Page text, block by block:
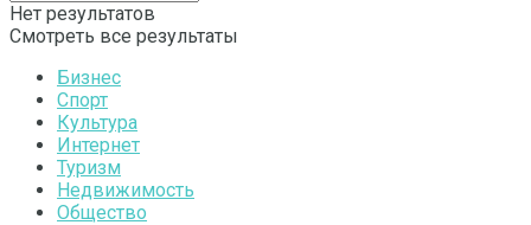
Нет результатов
Смотреть все результаты
Бизнес
Спорт
Культура
Интернет
Туризм
Недвижимость
Общество